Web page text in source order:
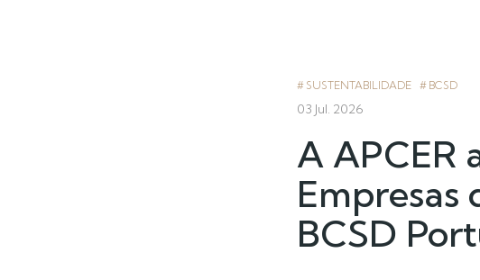
SUSTENTABILIDADE BCSD
03 Jul. 2026
A APCER
BCSD